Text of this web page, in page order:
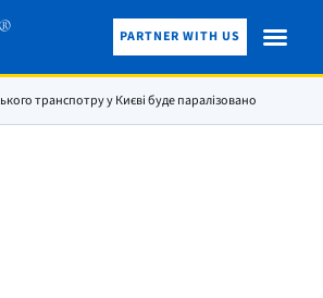
® PARTNER WITH US
транспотру у Києві буде паралізовано